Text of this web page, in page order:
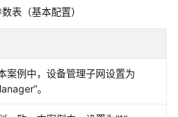
表（基本配置）
案例中，设备管理子网设置为
。